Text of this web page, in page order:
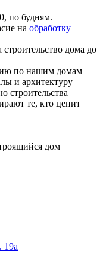
по будням.
на обработку
дома до
по нашим домам
и архитектуру
те, кто ценит
дом
19a